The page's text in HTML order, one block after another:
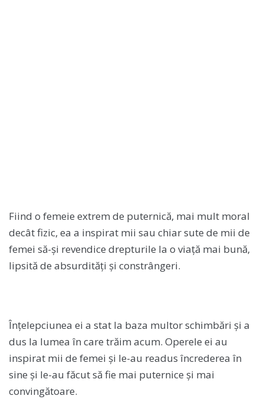
Fiind o femeie extrem de puternică, mai mult moral
decât fizic, ea a inspirat mii sau chiar sute de mii de
femei să-și revendice drepturile la o viață mai bună,
lipsită de absurdități și constrângeri.
Înțelepciunea ei a stat la baza multor schimbări și a
dus la lumea în care trăim acum. Operele ei au
inspirat mii de femei și le-au readus încrederea în
sine și le-au făcut să fie mai puternice și mai
convingătoare.